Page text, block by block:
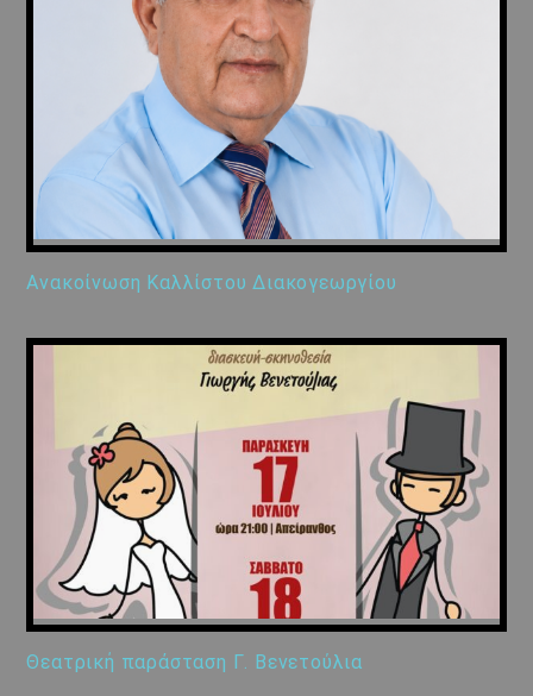
Ανακοίνωση Καλλίστου Διακογεωργίου
Θεατρική παράσταση Γ. Βενετούλια